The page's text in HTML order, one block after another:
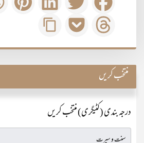
منتخب کریں
درجہ بندی (کٹیگری) منتخب کریں